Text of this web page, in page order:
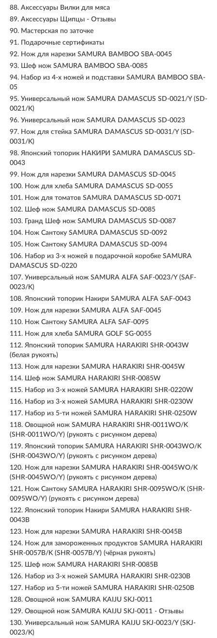
88. Аксессуары Вилки для мяса
89. Аксессуары Щипцы - Отзывы
90. Мастерская по заточке
91.
Подарочные сертификаты
92. Нож для нарезки SAMURA BAMBOO SBA-0045
93. Шеф нож SAMURA BAMBOO SBA-0085
94. Набор из 4-х ножей и подставки SAMURA BAMBOO SBA-
05
95. Универсальный нож SAMURA DAMASCUS SD-0021/Y (SD-
0021/K)
96. Универсальный нож SAMURA DAMASCUS SD-0023
97. Нож для стейка SAMURA DAMASCUS SD-0031/Y (SD-
0031/K)
98. Японский топорик НАКИРИ SAMURA DAMASCUS SD-
0043
99. Нож для нарезки SAMURA DAMASCUS SD-0045
100. Нож для хлеба SAMURA DAMASCUS SD-0055
101. Нож для томатов SAMURA DAMASCUS SD-0071
102. Шеф нож SAMURA DAMASCUS SD-0085
103.
Гранд Шеф нож SAMURA DAMASCUS SD-0087
104. Нож Сантоку SAMURA DAMASCUS SD-0092
105. Нож Сантоку SAMURA DAMASCUS SD-0094
106. Набор из 3-х ножей в подарочной коробке SAMURA
DAMASCUS SD-0220
107. Универсальный нож SAMURA ALFA SAF-0023/Y (SAF-
0023/K)
108. Японский топорик Накири SAMURA ALFA SAF-0043
109. Нож для нарезки SAMURA ALFA SAF-0045
110. Нож Сантоку SAMURA ALFA SAF-0095
111. Нож для хлеба SAMURA GOLF SG-0055
112. Японский топорик SAMURA HARAKIRI SHR-0043W
(белая рукоять)
113. Нож для нарезки SAMURA HARAKIRI SHR-0045W
114. Шеф нож SAMURA HARAKIRI SHR-0085W
115. Набор из 3-х ножей SAMURA HARAKIRI SHR-0220W
116. Набор из 3-х ножей SAMURA HARAKIRI SHR-0230W
117. Набор из 5-ти ножей SAMURA HARAKIRI SHR-0250W
118. Овощной нож SAMURA HARAKIRI SHR-0011WO/K
(SHR-0011WO/Y) (рукоять с рисунком дерева)
119. Японский топорик SAMURA HARAKIRI SHR-0043WO/K
(SHR-0043WO/Y) (рукоять с рисунком дерева)
120. Нож для нарезки SAMURA HARAKIRI SHR-0045WO/K
(SHR-0045WO/Y) (рукоять с рисунком дерева)
121. Нож Сантоку SAMURA HARAKIRI SHR-0095WO/K (SHR-
0095WO/Y) (рукоять с рисунком дерева)
122. Японский топорик Накири SAMURA HARAKIRI SHR-
0043B
123. Нож для нарезки SAMURA HARAKIRI SHR-0045B
124. Нож для замороженных продуктов SAMURA HARAKIRI
SHR-0057B/K (SHR-0057B/Y) (чёрная рукоять)
125. Шеф нож SAMURA HARAKIRI SHR-0085B
126. Набор из 3-х ножей SAMURA HARAKIRI SHR-0230B
127. Набор из 5-ти ножей SAMURA HARAKIRI SHR-0250B
128. Овощной нож SAMURA KAIJU SKJ-0011
129. Овощной нож SAMURA KAIJU SKJ-0011 - Отзывы
130. Универсальный нож SAMURA KAIJU SKJ-0023/Y (SKJ-
0023/K)